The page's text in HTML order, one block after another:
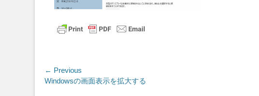
投
稿
← Previous
Previous
Windowsの画面表示を拡大する